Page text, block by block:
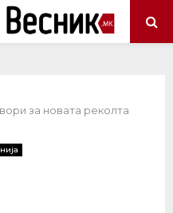
за новата реколта